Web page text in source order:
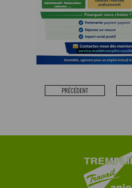
PRÉCÉDENT